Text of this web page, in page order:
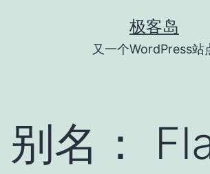
极客岛
又一个WordPress站
别名：